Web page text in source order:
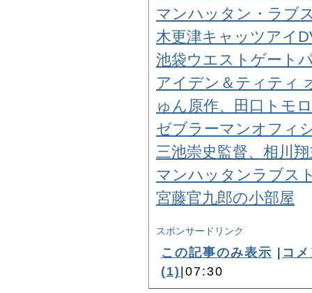
マンハッタン・ラブ
木更津キャッツアイ
池袋ウエストゲート
アイデン＆ティティ
ゅん原作、田口トモ
ゼブラーマンオフィ
三池崇史監督、相川
マンハッタンラブス
宮藤官九郎の小部屋
スポンサードリンク
この記事のみ表示 | コ
(1)|07:30